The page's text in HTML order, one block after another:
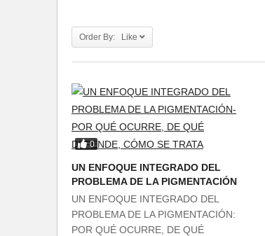
Order By: Like
0
UN ENFOQUE INTEGRADO DEL
PROBLEMA DE LA PIGMENTACIÓN
UN ENFOQUE INTEGRADO DEL
PROBLEMA DE LA PIGMENTACIÓN:
POR QUÉ OCURRE, DE QUÉ